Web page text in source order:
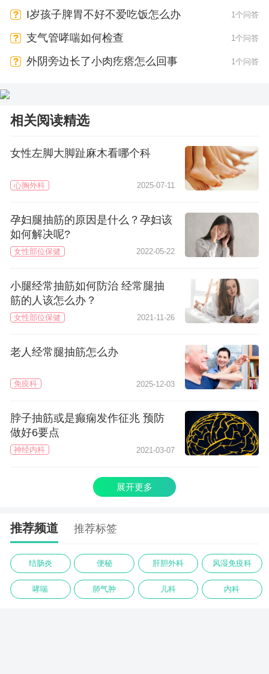
I岁孩子脾胃不好不爱吃饭怎么办 1个问答
支气管哮喘如何检查 1个问答
外阴旁边长了小肉疙瘩怎么回事 1个问答
相关阅读精选
女性左脚大脚趾麻木看哪个科
心胸外科 2025-07-11
孕妇腿抽筋的原因是什么？孕妇该
如何解决呢?
女性部位保健 2022-05-22
小腿经常抽筋如何防治 经常腿抽
筋的人该怎么办？
女性部位保健 2021-11-26
老人经常腿抽筋怎么办
免疫科 2025-12-03
脖子抽筋或是癫痫发作征兆 预防
做好6要点
神经内科 2021-03-07
展开更多
推荐频道 推荐标签
结肠炎 便秘 肝胆外科 风湿免疫科
哮喘 肺气肿 儿科 内科